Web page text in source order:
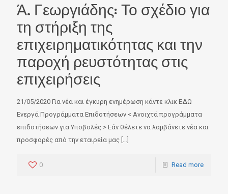
Ά. Γεωργιάδης: Το σχέδιο για
τη στήριξη της
επιχειρηματικότητας και την
παροχή ρευστότητας στις
επιχειρήσεις
21/05/2020 Για νέα και έγκυρη ενημέρωση κάντε κλικ ΕΔΩ
Ενεργά Προγράμματα Επιδοτήσεων < Ανοιχτά προγράμματα
επιδοτήσεων για Υποβολές > Εάν θέλετε να λαμβάνετε νέα και
προσφορές από την εταιρεία μας […]
0 Read more